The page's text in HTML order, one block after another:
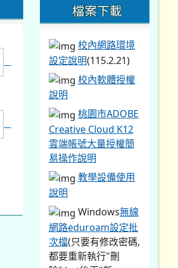
檔案下載
校內網路環境
設定說明(115.2.21)
校內軟體授權
說明
桃園市ADOBE
Creative Cloud K12
雲端帳號大量授權簡
易操作說明
教學設備使用
說明
Windows無線
網路eduroam設定批
次檔(只要有修改密碼,
都要重新執行"刪